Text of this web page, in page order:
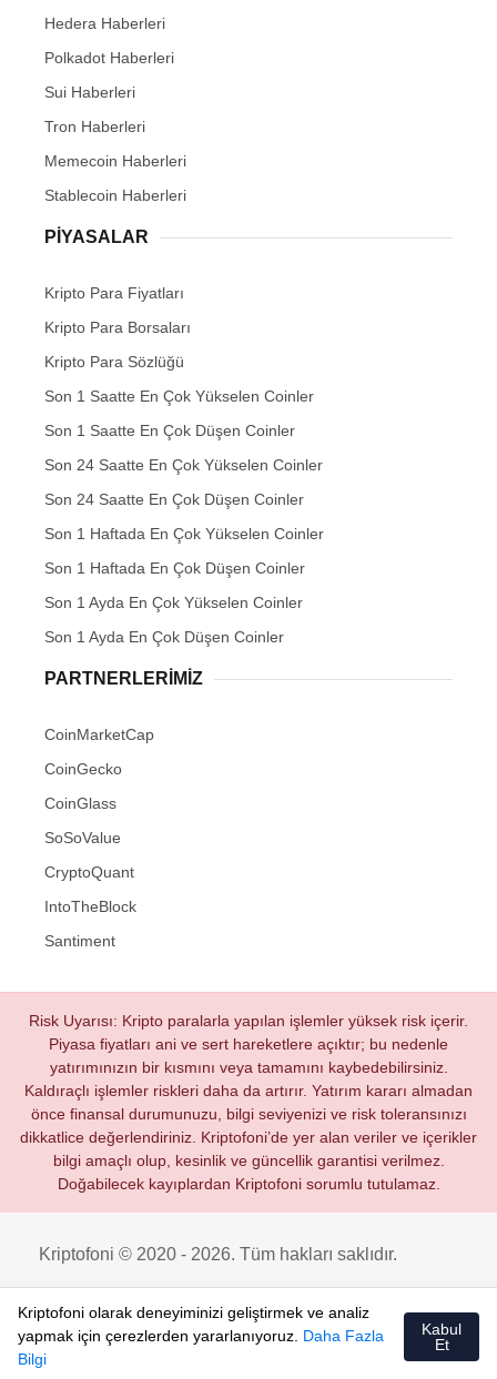
Hedera Haberleri
Polkadot Haberleri
Sui Haberleri
Tron Haberleri
Memecoin Haberleri
Stablecoin Haberleri
PIYASALAR
Kripto Para Fiyatları
Kripto Para Borsaları
Kripto Para Sözlüğü
Son 1 Saatte En Çok Yükselen Coinler
Son 1 Saatte En Çok Düşen Coinler
Son 24 Saatte En Çok Yükselen Coinler
Son 24 Saatte En Çok Düşen Coinler
Son 1 Haftada En Çok Yükselen Coinler
Son 1 Haftada En Çok Düşen Coinler
Son 1 Ayda En Çok Yükselen Coinler
Son 1 Ayda En Çok Düşen Coinler
PARTNERLERIMIZ
CoinMarketCap
CoinGecko
CoinGlass
SoSoValue
CryptoQuant
IntoTheBlock
Santiment
Risk Uyarısı: Kripto paralarla yapılan işlemler yüksek risk içerir.
Piyasa fiyatları ani ve sert hareketlere açıktır; bu nedenle
yatırımınızın bir kısmını veya tamamını kaybedebilirsiniz.
Kaldıraçlı işlemler riskleri daha da artırır. Yatırım kararı almadan
önce finansal durumunuzu, bilgi seviyenizi ve risk toleransınızı
dikkatlice değerlendiriniz. Kriptofoni’de yer alan veriler ve içerikler
bilgi amaçlı olup, kesinlik ve güncellik garantisi verilmez.
Doğabilecek kayıplardan Kriptofoni sorumlu tutulamaz.
Kriptofoni © 2020 - 2026. Tüm hakları saklıdır.
Kriptofoni olarak deneyiminizi geliştirmek ve analiz
yapmak için çerezlerden yararlanıyoruz. Daha Fazla
Bilgi
Kabul
Et